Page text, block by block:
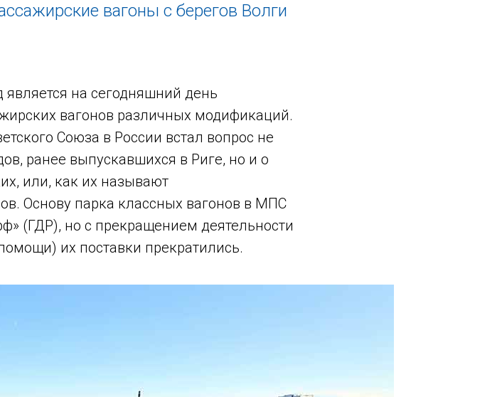
вагоны с берегов Волги
является на сегодняшний день
вагонов различных модификаций.
Союза в России встал вопрос не
ранее выпускавшихся в Риге, но и о
или, как их называют
Основу парка классных вагонов в МПС
(ГДР), но с прекращением деятельности
их поставки прекратились.